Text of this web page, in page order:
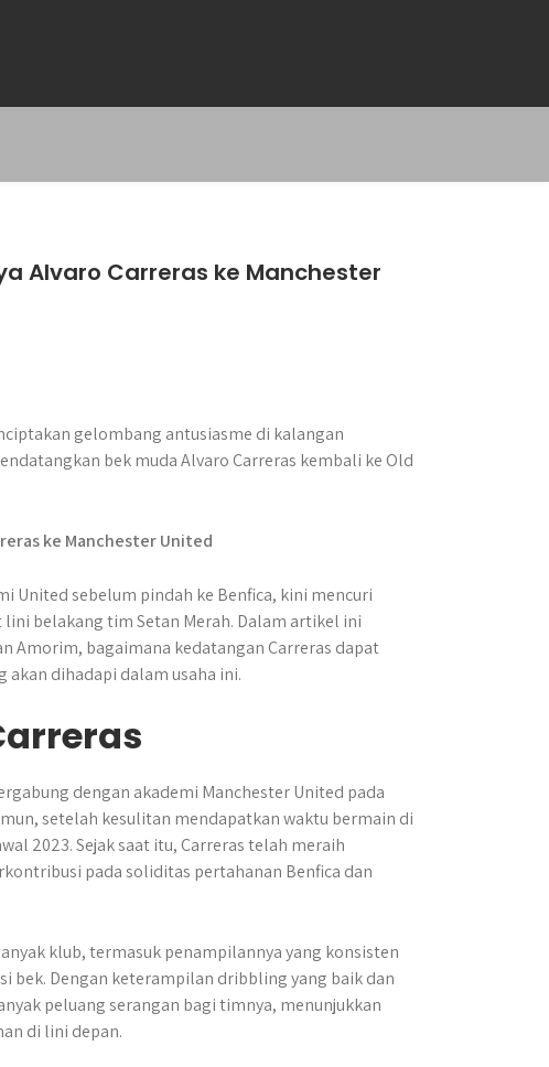
Alvaro Carreras ke Manchester
gelombang antusiasme di kalangan
bek muda Alvaro Carreras kembali ke Old
United sebelum pindah ke Benfica, kini mencuri
belakang tim Setan Merah. Dalam artikel ini
Amorim, bagaimana kedatangan Carreras dapat
dihadapi dalam usaha ini.
dengan akademi Manchester United pada
setelah kesulitan mendapatkan waktu bermain di
2023. Sejak saat itu, Carreras telah meraih
pada soliditas pertahanan Benfica dan
klub, termasuk penampilannya yang konsisten
bek. Dengan keterampilan dribbling yang baik dan
peluang serangan bagi timnya, menunjukkan
di lini depan.